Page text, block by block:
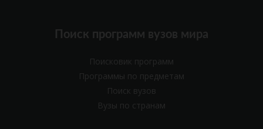
Поиск программ вузов мира
Поисковик программ
Программы по предметам
Поиск вузов
Вузы по странам